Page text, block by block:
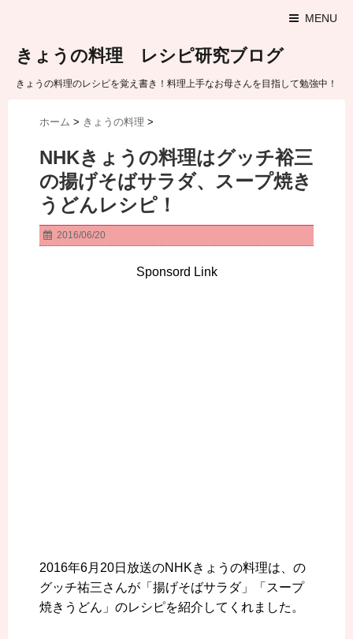
MENU
きょうの料理 レシピ研究ブログ
きょうの料理のレシピを覚え書き！料理上手なお母さんを目指して勉強中！
ホーム > きょうの料理 >
NHKきょうの料理はグッチ裕三
の揚げそばサラダ、スープ焼き
うどんレシピ！
2016/06/20
Sponsord Link
2016年6月20日放送のNHKきょうの料理は、の
グッチ祐三さんが「揚げそばサラダ」「スープ
焼きうどん」のレシピを紹介してくれました。